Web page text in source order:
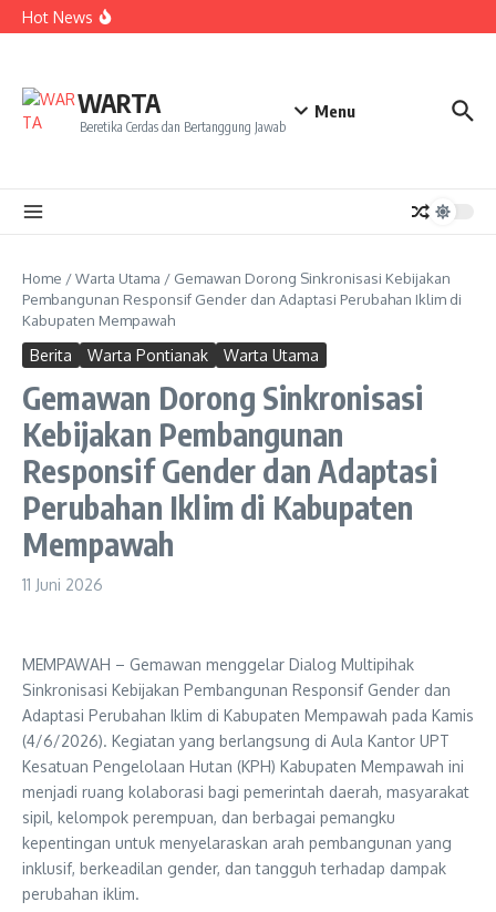
Lewati ke konten
Hot News
ke NCC 4 Bali
Sukseskan Kerja Bakti di Anjungan Melancar
WARTA
Beretika Cerdas dan Bertanggung Jawab
Menu
Home /Warta Utama / Gemawan Dorong Sinkronisasi Kebijakan
Pembangunan Responsif Gender dan Adaptasi Perubahan Iklim di
Kabupaten Mempawah
Berita Warta Pontianak Warta Utama
Gemawan Dorong Sinkronisasi
Kebijakan Pembangunan
Responsif Gender dan Adaptasi
Perubahan Iklim di Kabupaten
Mempawah
11 Juni 2026
MEMPAWAH – Gemawan menggelar Dialog Multipihak
Sinkronisasi Kebijakan Pembangunan Responsif Gender dan
Adaptasi Perubahan Iklim di Kabupaten Mempawah pada Kamis
(4/6/2026). Kegiatan yang berlangsung di Aula Kantor UPT
Kesatuan Pengelolaan Hutan (KPH) Kabupaten Mempawah ini
menjadi ruang kolaborasi bagi pemerintah daerah, masyarakat
sipil, kelompok perempuan, dan berbagai pemangku
kepentingan untuk menyelaraskan arah pembangunan yang
inklusif, berkeadilan gender, dan tangguh terhadap dampak
perubahan iklim.